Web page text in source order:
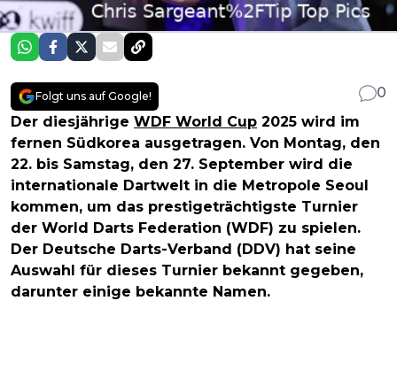
Folgt uns auf Google!
0
Der diesjährige WDF World Cup 2025 wird im
fernen Südkorea ausgetragen. Von Montag, den
22. bis Samstag, den 27. September wird die
internationale Dartwelt in die Metropole Seoul
kommen, um das prestigeträchtigste Turnier
der World Darts Federation (WDF) zu spielen.
Der Deutsche Darts-Verband (DDV) hat seine
Auswahl für dieses Turnier bekannt gegeben,
darunter einige bekannte Namen.